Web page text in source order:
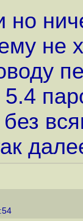
но
не